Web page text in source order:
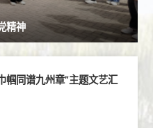
精神
帼同谱九州章”主题文艺汇